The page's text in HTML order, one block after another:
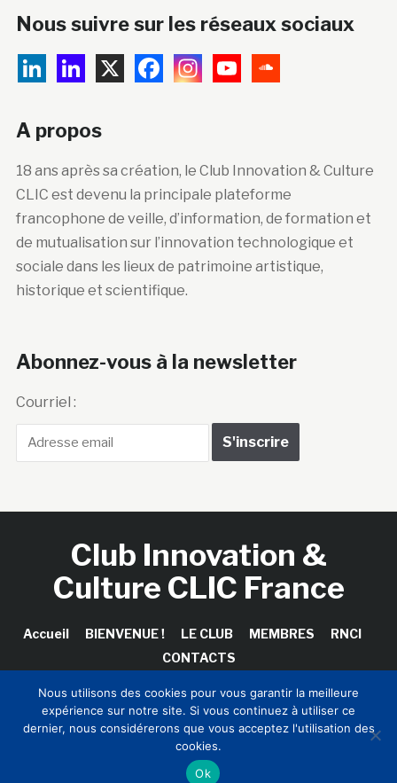
Nous suivre sur les réseaux sociaux
A propos
18 ans après sa création, le Club Innovation & Culture
CLIC est devenu la principale plateforme
francophone de veille, d’information, de formation et
de mutualisation sur l’innovation technologique et
sociale dans les lieux de patrimoine artistique,
historique et scientifique.
Abonnez-vous à la newsletter
Courriel :
Club Innovation &
Culture CLIC France
Accueil BIENVENUE ! LE CLUB MEMBRES
RNCI
CONTACTS
Copyright © 2026 Club Innovation & Culture CLIC France /
Sinapses Conseils
Nous utilisons des cookies pour vous garantir la meilleure
expérience sur notre site. Si vous continuez à utiliser ce
dernier, nous considérerons que vous acceptez l'utilisation des
cookies.
Ok